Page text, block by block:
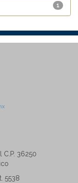
1
C.P. 36250
5538